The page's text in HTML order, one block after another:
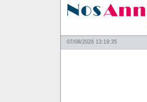
07/08/2026 13:19:35